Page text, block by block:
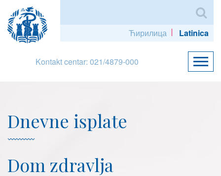
Ћирилица Latinica
Kontakt centar: 021/4879-000
Dnevne isplate
Dom zdravlja